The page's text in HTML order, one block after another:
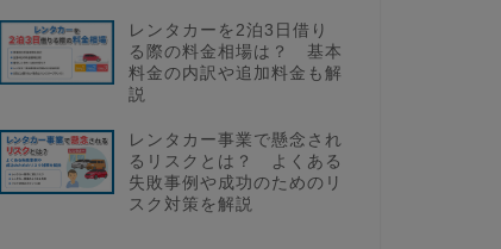
レンタカーを2泊3日借り
る際の料金相場は？ 基本
料金の内訳や追加料金も解
説
レンタカー事業で懸念され
るリスクとは？ よくある
失敗事例や成功のためのリ
スク対策を解説